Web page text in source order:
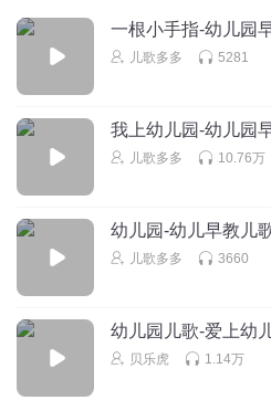
一根小手指-幼儿园
儿歌多多 5281
我上幼儿园-幼儿园
儿歌多多 10.76万
幼儿园-幼儿早教儿
儿歌多多 3660
幼儿园儿歌-爱上幼
贝乐虎 1.14万